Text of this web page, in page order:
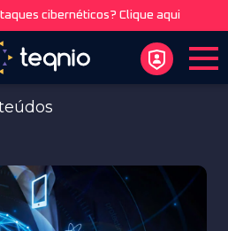
cibernéticos? Clique aqui